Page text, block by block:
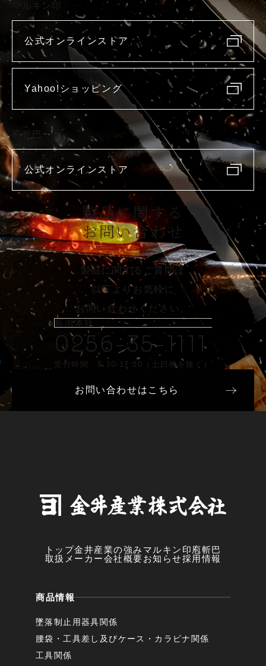
マルキン印
公式オンラインストア
Yahoo!ショッピング
庖斬巴
公式オンラインストア
製品に関する
お問い合わせ
製品に関するご質問は
以下よりお気軽に
お問い合わせください。
新潟本社
0256-35-1111
受付時間 8:30-17:30（土日祝を除く）
お問い合わせはこちら
トップ金井産業の強み マルキン印 庖斬巴
取扱メーカー会社概要お知らせ採用情報
商品情報
墜落制止用器具関係
腰袋・工具差し及びケース・カラビナ関係
工具関係